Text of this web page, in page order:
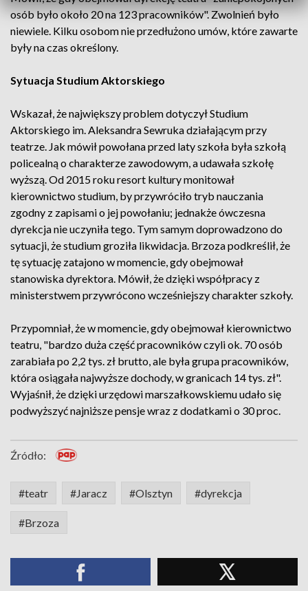
osób było około 20 na 123 pracowników". Zwolnień było
niewiele. Kilku osobom nie przedłużono umów, które zawarte
były na czas określony.
Sytuacja Studium Aktorskiego
Wskazał, że największy problem dotyczył Studium
Aktorskiego im. Aleksandra Sewruka działającym przy
teatrze. Jak mówił powołana przed laty szkoła była szkołą
policealną o charakterze zawodowym, a udawała szkołę
wyższą. Od 2015 roku resort kultury monitował
kierownictwo studium, by przywróciło tryb nauczania
zgodny z zapisami o jej powołaniu; jednakże ówczesna
dyrekcja nie uczyniła tego. Tym samym doprowadzono do
sytuacji, że studium groziła likwidacja. Brzoza podkreślił, że
tę sytuację zatajono w momencie, gdy obejmował
stanowiska dyrektora. Mówił, że dzięki współpracy z
ministerstwem przywrócono wcześniejszy charakter szkoły.
Przypomniał, że w momencie, gdy obejmował kierownictwo
teatru, "bardzo duża część pracowników czyli ok. 70 osób
zarabiała po 2,2 tys. zł brutto, ale była grupa pracowników,
która osiągała najwyższe dochody, w granicach 14 tys. zł".
Wyjaśnił, że dzięki urzędowi marszałkowskiemu udało się
podwyższyć najniższe pensje wraz z dodatkami o 30 proc.
Źródło:
#teatr #Jaracz #Olsztyn #dyrekcja
#Brzoza